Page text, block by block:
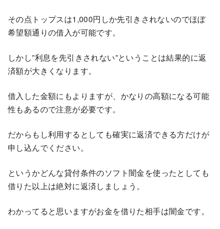
その点トップスは1,000円しか先引きされないのでほぼ
希望額通りの借入が可能です。
しかし”利息を先引きされない”ということは結果的に返
済額が大きくなります。
借入した金額にもよりますが、かなりの高額になる可能
性もあるので注意が必要です。
だからもし利用するとしても確実に返済できる方だけが
申し込んでください。
というかどんな貸付条件のソフト闇金を使ったとしても
借りた以上は絶対に返済しましょう。
わかってると思いますがお金を借りた相手は闇金です。